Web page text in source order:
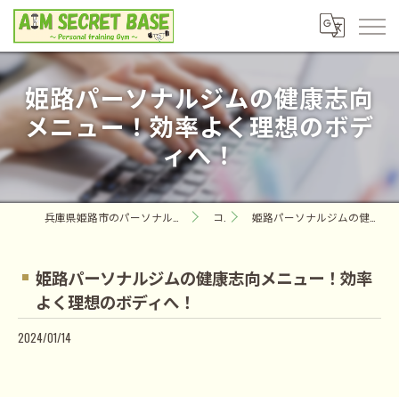
姫路パーソナルジムの健康志向
メニュー！効率よく理想のボデ
ィへ！
コラム 姫路パーソナルジムの健康志向メニュー！効率よく理想のボディへ！
姫路パーソナルジムの健康志向メニュー！効率
よく理想のボディへ！
2024/01/14